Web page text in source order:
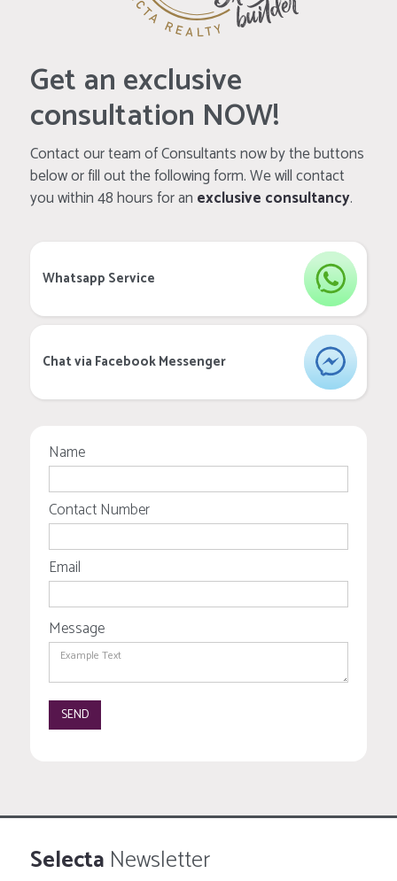
Get an exclusive
consultation NOW!
Contact our team of Consultants now by the buttons
below or fill out the following form. We will contact
you within 48 hours for an exclusive consultancy.
Whatsapp Service
Chat via Facebook Messenger
Name
Contact Number
Email
Message
Selecta Newsletter